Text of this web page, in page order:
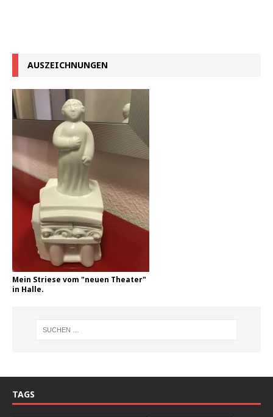
AUSZEICHNUNGEN
Mein Striese vom "neuen Theater"
in Halle.
TAGS